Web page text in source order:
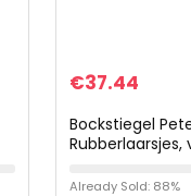
€37.44
Bockstiegel
Rubberlaarsjes,
Already Sold: 88%